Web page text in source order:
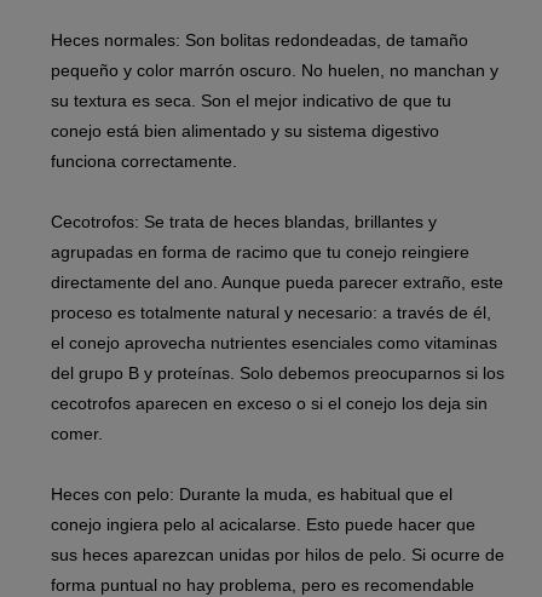
Heces normales: Son bolitas redondeadas, de tamaño
pequeño y color marrón oscuro. No huelen, no manchan y
su textura es seca. Son el mejor indicativo de que tu
conejo está bien alimentado y su sistema digestivo
funciona correctamente.
Cecotrofos: Se trata de heces blandas, brillantes y
agrupadas en forma de racimo que tu conejo reingiere
directamente del ano . Aunque pueda parecer extraño, este
proceso es totalmente natural y necesario: a través de él,
el conejo aprovecha nutrientes esenciales como vitaminas
del grupo B y proteínas. Solo debemos preocuparnos si los
cecotrofos aparecen en exceso o si el conejo los deja sin
comer.
Heces con pelo: Durante la muda, es habitual que el
conejo ingiera pelo al acicalarse. Esto puede hacer que
sus heces aparezcan unidas por hilos de pelo. Si ocurre de
forma puntual no hay problema, pero es recomendable